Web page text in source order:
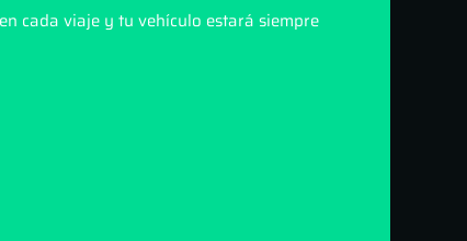
cada viaje y tu vehículo estará siempre